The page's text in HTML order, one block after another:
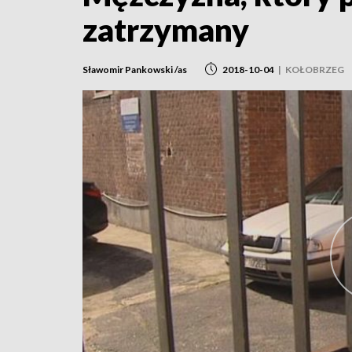
zatrzymany
Sławomir Pankowski /as 2018-10-04 | KOŁOBRZEG